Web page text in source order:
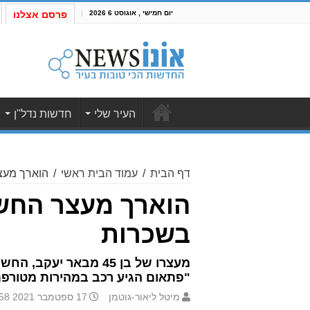
יום חמישי , אוגוסט 6 2026 פרסם אצלנו
העיר שלי חדשות נדל"ן
דף הבית / עמוד הבית ראשי / הוארך מעצר
בשכרות
"פתאום הגיע רכב במהירות
מיטל ליאור-גוטמן 17 ספטמבר 2021 9:58